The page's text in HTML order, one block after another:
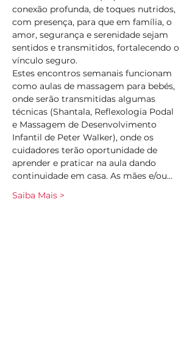
conexão profunda, de toques nutridos,
com presença, para que em família, o
amor, segurança e serenidade sejam
sentidos e transmitidos, fortalecendo o
vínculo seguro.
Estes encontros semanais funcionam
como aulas de massagem para bebés,
onde serão transmitidas algumas
técnicas (Shantala, Reflexologia Podal
e Massagem de Desenvolvimento
Infantil de Peter Walker), onde os
cuidadores terão oportunidade de
aprender e praticar na aula dando
continuidade em casa. As mães e/ou…
Saiba Mais >